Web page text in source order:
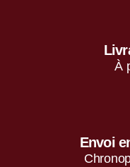
À
Envoi